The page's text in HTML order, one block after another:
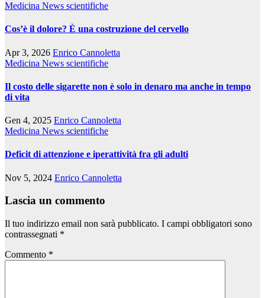
Medicina News scientifiche
Cos’è il dolore? È una costruzione del cervello
Apr 3, 2026 Enrico Cannoletta
Medicina News scientifiche
Il costo delle sigarette non è solo in denaro ma anche in tempo
di vita
Gen 4, 2025 Enrico Cannoletta
Medicina News scientifiche
Deficit di attenzione e iperattività fra gli adulti
Nov 5, 2024 Enrico Cannoletta
Lascia un commento
Il tuo indirizzo email non sarà pubblicato. I campi obbligatori sono
contrassegnati *
Commento *